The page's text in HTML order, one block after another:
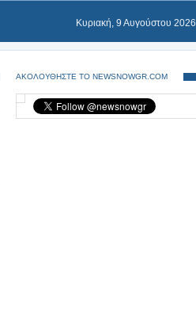
Κυριακή, 9 Αυγούστου 2026
ΑΚΟΛΟΥΘΗΣΤΕ ΤΟ NEWSNOWGR.COM